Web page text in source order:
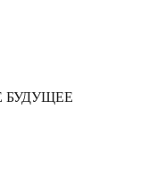
БУДУЩЕЕ